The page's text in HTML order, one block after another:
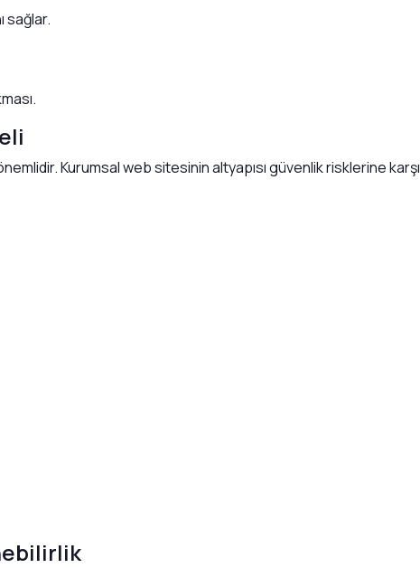
sağlar.
Kurumsal web sitesinin altyapısı güvenlik risklerine karşı